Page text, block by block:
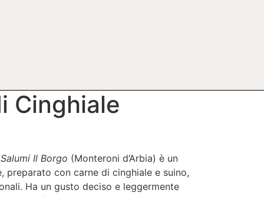
Cinghiale
Salumi Il Borgo (Monteroni d’Arbia) è un
preparato con carne di cinghiale e suino,
Ha un gusto deciso e leggermente